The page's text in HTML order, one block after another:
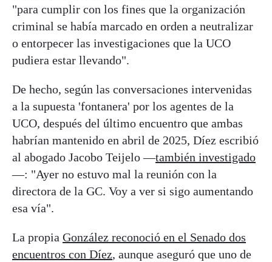
"para cumplir con los fines que la organización
criminal se había marcado en orden a neutralizar
o entorpecer las investigaciones que la UCO
pudiera estar llevando".
De hecho, según las conversaciones intervenidas
a la supuesta 'fontanera' por los agentes de la
UCO, después del último encuentro que ambas
habrían mantenido en abril de 2025, Díez escribió
al abogado Jacobo Teijelo —también investigado
—: "Ayer no estuvo mal la reunión con la
directora de la GC. Voy a ver si sigo aumentando
esa vía".
La propia González reconoció en el Senado dos
encuentros con Díez, aunque aseguró que uno de